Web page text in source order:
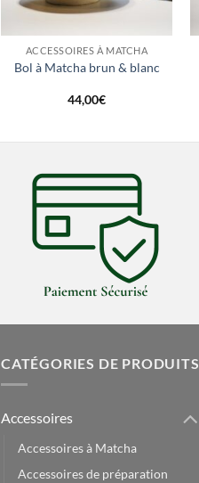
ACCESSOIRES À MATCHA
Bol à Matcha brun & blanc
44,00€
CATÉGORIES DE PRODUITS
Accessoires
Accessoires à Matcha
Accessoires de préparation